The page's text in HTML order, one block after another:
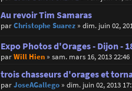
Au revoir Tim Samaras
parChristophe Suarez» dim. juin 02,
Expo Photos d'Orages - Dijon -
parWill Hien» sam. mars 16, 2013 22:46
trois chasseurs d'orages et
parJoseAGallego» dim. juin 02, 2013